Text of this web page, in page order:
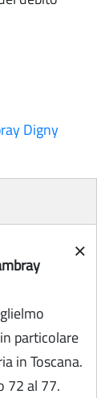
Digny
×
particolare
in Toscana.
72 al 77.